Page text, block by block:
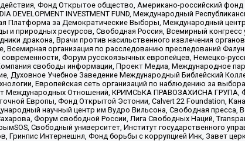
Фонд Открытое общество, Американо-российский
INVESTMENT FUND, Международный
Платформа за Демократические Выборы, Международный
ресурсов, Свободная Россия, Всемирный конгресс
дракона, Врачи против насильственного извлечения
организация по расследованию преследований
Форум русскоязычных европейцев, Немецко-
свободы информации, Проект Медиа, Международное
Духовное Учебное Заведение Международный Библейский
Европейская сеть организаций по наблюдению за
Международных Отношений, КРИМСЬКА ПРАВОЗАХИСНА ГРУПА,
Европы, Фонд Открытой Эстонии, Calvert 22 Foundation,
научный центр им Вудро Вильсона, Свободная пресса,
Форум свободной России, Лига Свободных Наций,
Свободный университет, Институт государственного
Гринпис Интернешнл, Фонд борьбы с коррупцией Инк, Завет